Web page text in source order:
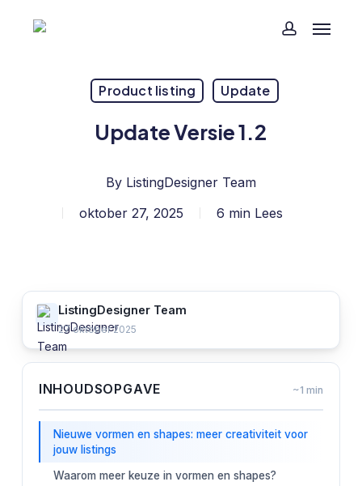
Product listing Update
Update Versie 1.2
By ListingDesigner Team
oktober 27, 2025
6 min Lees
ListingDesigner Team
27 oktober 2025
INHOUDSOPGAVE ~1 min
Nieuwe vormen en shapes: meer creativiteit voor
jouw listings
Waarom meer keuze in vormen en shapes?